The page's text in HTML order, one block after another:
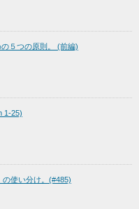
５つの原則。 (前編)
1-25)
の使い分け。(#485)